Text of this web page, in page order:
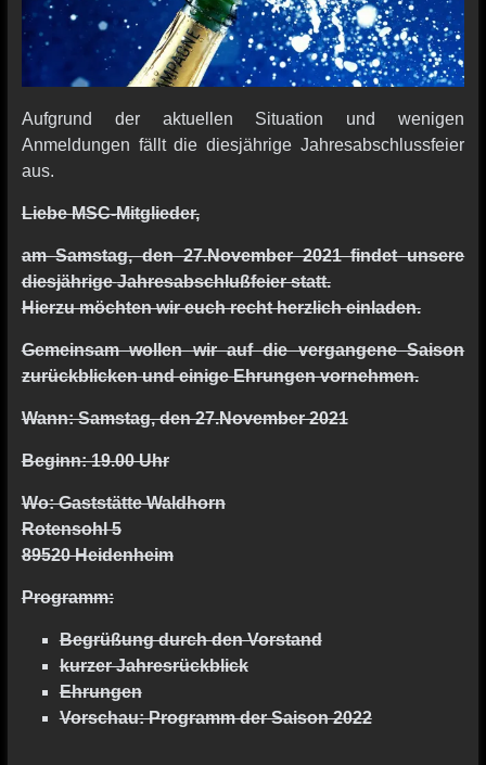
Aufgrund der aktuellen Situation und wenigen
Anmeldungen fällt die diesjährige Jahresabschlussfeier
aus.
Liebe MSC-Mitglieder,
am Samstag, den 27.November 2021 findet unsere
diesjährige Jahresabschlußfeier statt.
Hierzu möchten wir euch recht herzlich einladen.
Gemeinsam wollen wir auf die vergangene Saison
zurückblicken und einige Ehrungen vornehmen.
Wann: Samstag, den 27.November 2021
Beginn: 19.00 Uhr
Wo: Gaststätte Waldhorn
Rotensohl 5
89520 Heidenheim
Programm:
Begrüßung durch den Vorstand
kurzer Jahresrückblick
Ehrungen
Vorschau: Programm der Saison 2022